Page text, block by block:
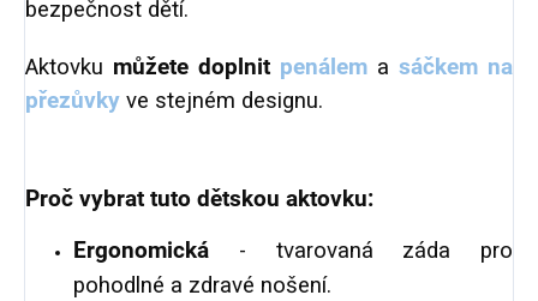
bezpečnost dětí.
Aktovku můžete doplnit penálem a sáčkem na
přezůvky ve stejném designu.
Proč vybrat tuto dětskou aktovku:
Ergonomická - tvarovaná záda pro
pohodlné a zdravé nošení.